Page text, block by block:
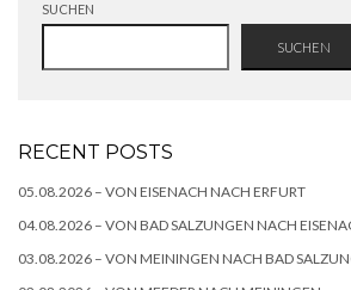
SUCHEN
SUCHEN
RECENT POSTS
05.08.2026 – VON EISENACH NACH ERFURT
04.08.2026 – VON BAD SALZUNGEN NACH
03.08.2026 – VON MEININGEN NACH BAD